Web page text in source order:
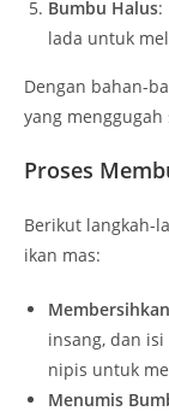
Bumbu Halus:
lada untuk
Dengan bahan-
yang
Proses
Berikut langkah-
ikan mas:
insang, dan
nipis untuk
Menumis